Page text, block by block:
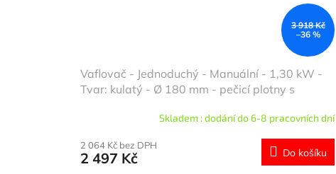
3 918 Kč
–36 %
Vaflovač - Jednoduchý - Manuální - 1,30 kW -
Tvar: kulatý - Ø 180 mm - pečicí plotny s
Skladem : dodání do 6-8 pracovních dní
2 064 Kč bez DPH
2 497 Kč Do košíku